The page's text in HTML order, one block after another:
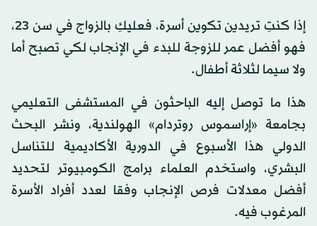
إذا كنتِ تريدين تكوين أسرة، فعليكِ بالزواج في سن 23،
فهو أفضل عمر للزوجة للبدء في الإنجاب لكي تصبح أما
ولا سيما لثلاثة أطفال.
هذا ما توصل إليه الباحثون في المستشفى التعليمي
بجامعة «إراسموس روتردام» الهولندية، ونشر البحث
الدولي هذا الأسبوع في الدورية الأكاديمية للتناسل
البشري، واستخدم العلماء برامج الكومبيوتر لتحديد
أفضل معدلات فرص الإنجاب وفقا لعدد أفراد الأسرة
المرغوب فيه.